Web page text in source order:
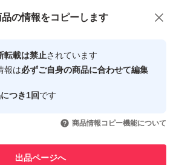
心・安全なユーザーです
引を完了させた実績があります
での取引実績があります
品の情報をコピーします
転載は禁止されています
報は必ずご自身の商品に合わせて編集
つき1回です
商品情報コピー機能について
出品ページへ
人にオススメ